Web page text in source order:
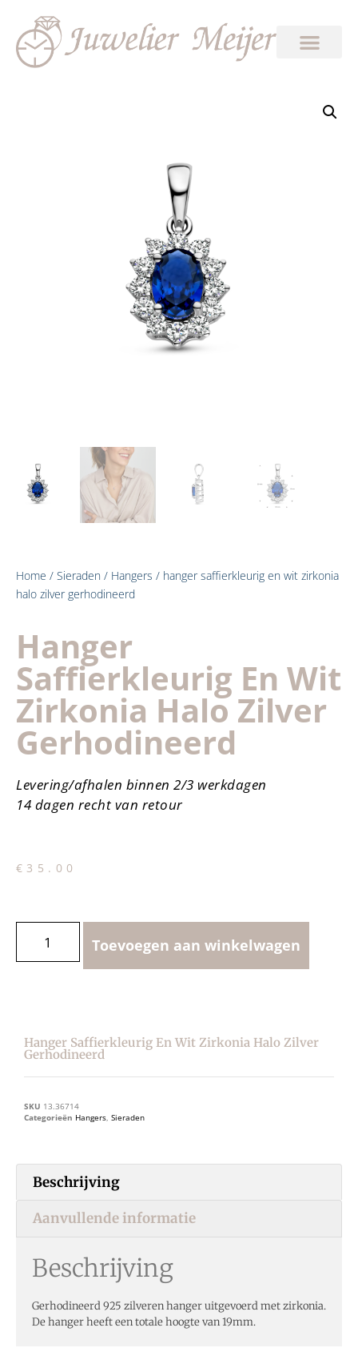
Home / Sieraden / Hangers / hanger saffierkleurig en wit zirkonia
halo zilver gerhodineerd
Hanger
Saffierkleurig En Wit
Zirkonia Halo Zilver
Gerhodineerd
Levering/afhalen binnen 2/3 werkdagen
14 dagen recht van retour
€ 35.00
Toevoegen aan winkelwagen
Hanger Saffierkleurig En Wit Zirkonia Halo Zilver
Gerhodineerd
SKU 13.36714
Categorieën Hangers, Sieraden
Beschrijving
Aanvullende informatie
Beschrijving
Gerhodineerd 925 zilveren hanger uitgevoerd met zirkonia.
De hanger heeft een totale hoogte van 19mm.